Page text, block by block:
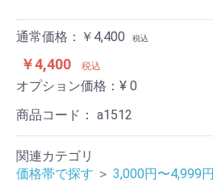
通常価格：￥4,400 税込
￥4,400 税込
オプション価格：¥ 0
商品コード： a1512
関連カテゴリ
価格帯で探す ＞ 3,000円〜4,999円